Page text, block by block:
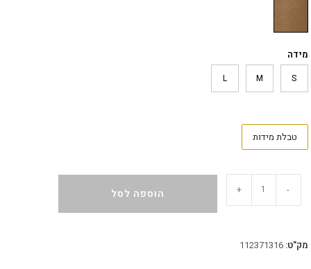
מידה
S
M
L
טבלת מידות
-
+ הוספה לסל
מק"ט:112371316